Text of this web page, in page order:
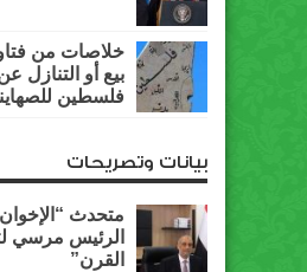
خلاصات من
بيع أو التنازل
فلسطين
بيانات وتصريحات
متحدث
الرئيس مرسي
القرن”